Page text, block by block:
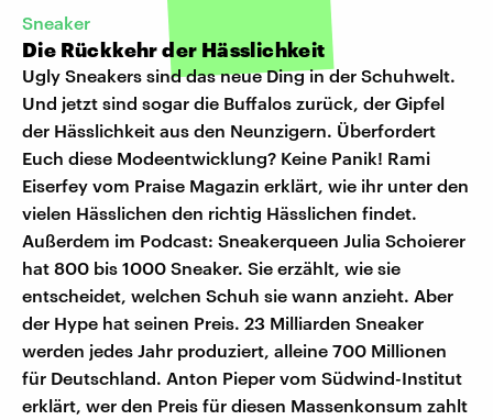
Sneaker
Die Rückkehr der Hässlichkeit
Ugly Sneakers sind das neue Ding in der Schuhwelt.
Und jetzt sind sogar die Buffalos zurück, der Gipfel
der Hässlichkeit aus den Neunzigern. Überfordert
Euch diese Modeentwicklung? Keine Panik! Rami
Eiserfey vom Praise Magazin erklärt, wie ihr unter den
vielen Hässlichen den richtig Hässlichen findet.
Außerdem im Podcast: Sneakerqueen Julia Schoierer
hat 800 bis 1000 Sneaker. Sie erzählt, wie sie
entscheidet, welchen Schuh sie wann anzieht. Aber
der Hype hat seinen Preis. 23 Milliarden Sneaker
werden jedes Jahr produziert, alleine 700 Millionen
für Deutschland. Anton Pieper vom Südwind-Institut
erklärt, wer den Preis für diesen Massenkonsum zahlt